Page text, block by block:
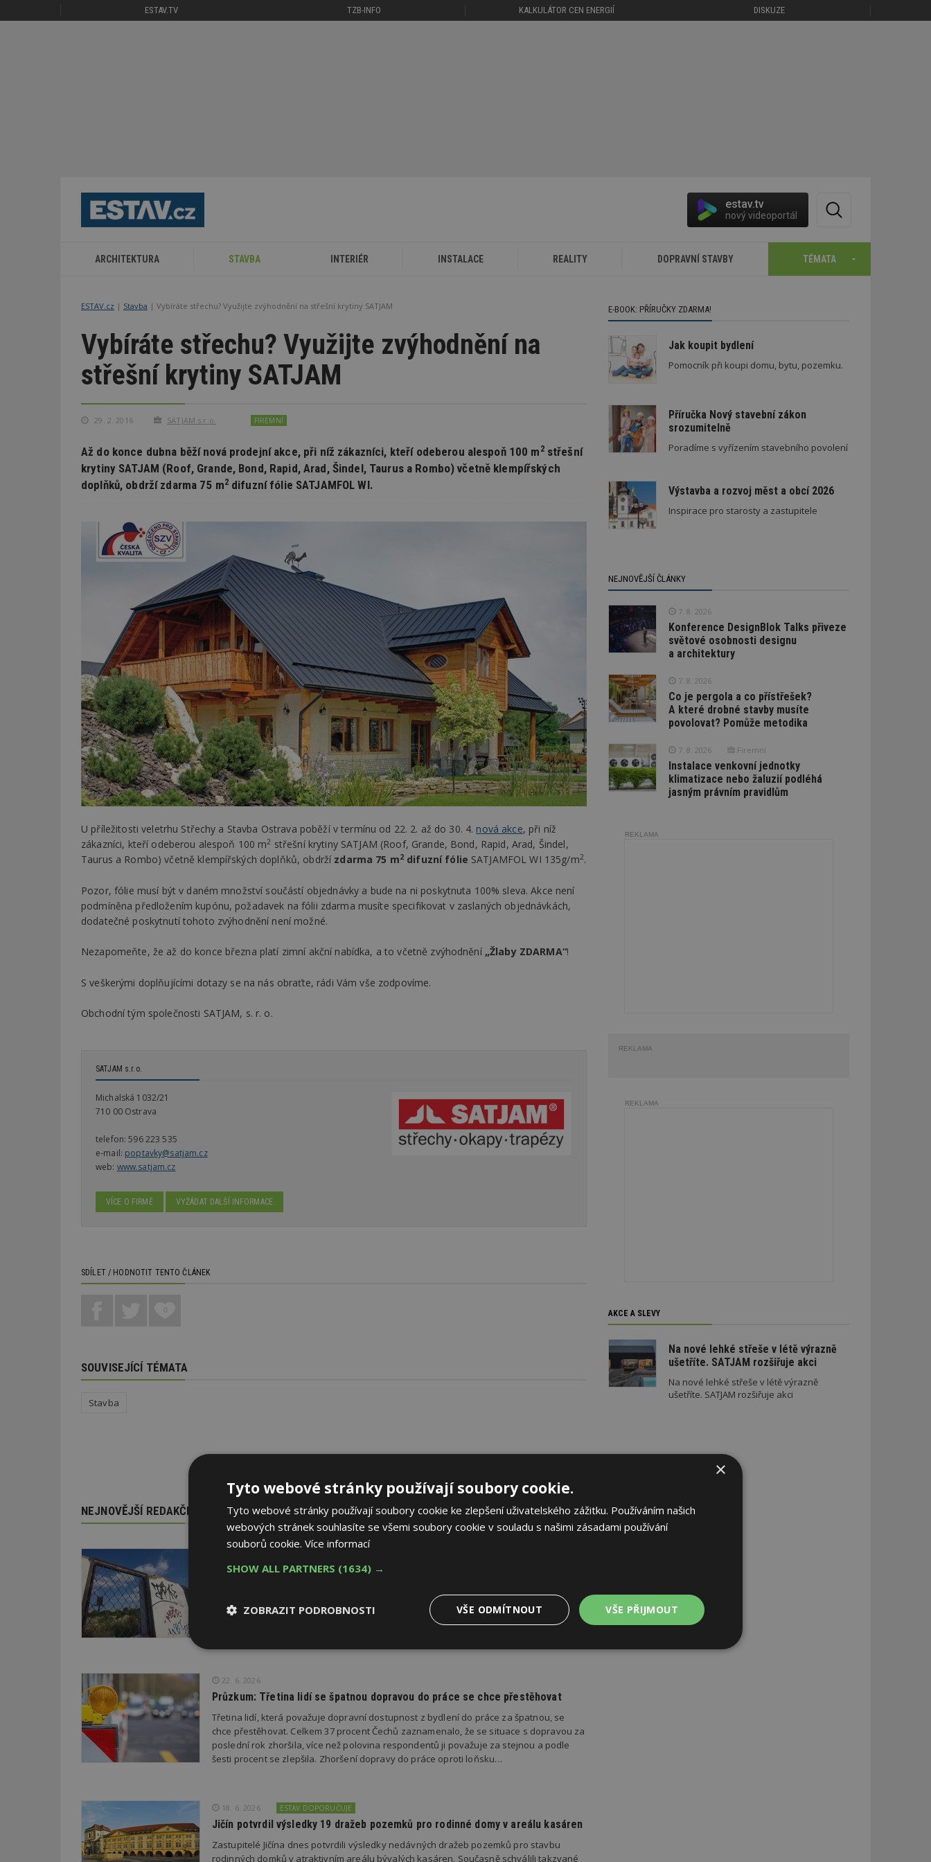
ESTAV.TV TZB-INFO KALKULÁTOR CEN ENERGIÍ DISKUZE
estav.tv
nový videoportál
ARCHITEKTURA STAVBA INTERIÉR INSTALACE REALITY DOPRAVNÍ STAVBY TÉMATA
ESTAV.cz Stavba Vybíráte střechu? Využijte zvýhodnění na střešní krytiny SATJAM
Vybíráte střechu? Využijte zvýhodnění na
střešní krytiny SATJAM
29. 2. 2016 SATJAM s.r.o. FIREMNÍ
Až do konce dubna běží nová prodejní akce, při níž zákazníci, kteří odeberou alespoň 100 m 2střešní
krytiny SATJAM (Roof, Grande, Bond, Rapid, Arad, Šindel, Taurus a Rombo) včetně klempířských
doplňků, obdrží zdarma 75 m2difuzní fólie SATJAMFOL WI.
U příležitosti veletrhu Střechy a Stavba Ostrava poběží v termínu od 22. 2. až do 30. 4. nová akce, při níž
zákazníci, kteří odeberou alespoň 100 m2 střešní krytiny SATJAM (Roof, Grande, Bond, Rapid, Arad, Šindel,
Taurus a Rombo) včetně klempířských doplňků, obdrží zdarma 75 m2difuzní fólie SATJAMFOL WI 135g/m2.
Pozor, fólie musí být v daném množství součástí objednávky a bude na ni poskytnuta 100% sleva. Akce není
podmíněna předložením kupónu, požadavek na fólii zdarma musíte specifikovat v zaslaných objednávkách,
dodatečné poskytnutí tohoto zvýhodnění není možné.
Nezapomeňte, že až do konce března platí zimní akční nabídka, a to včetně zvýhodnění „Žlaby ZDARMA“!
S veškerými doplňujícími dotazy se na nás obraťte, rádi Vám vše zodpovíme.
Obchodní tým společnosti SATJAM, s. r. o.
SATJAM s.r.o.
Michalská 1032/21
710 00 Ostrava
telefon:596 223 535
e-mail: poptavky@satjam.cz
web: www.satjam.cz
VÍCE O FIRMĚ VYŽÁDAT DALŠÍ INFORMACE
SDÍLET / HODNOTIT TENTO ČLÁNEK
SOUVISEJÍCÍ TÉMATA
Stavba
NEJNOVĚJŠÍ REDAKČNÍ ZPRÁVY
Soutěž Brownfield roku 2026
Agentura CzechInvest vyhlásila první ročník soutěže Brownfield roku 2026, která
oceňuje nejzdařilejší projekty revitalizace brownfieldů měst a obcí z celé České
22. 6. 2026
Průzkum: Třetina lidí se špatnou dopravou do práce se chce přestěhovat
Třetina lidí, která považuje dopravní dostupnost z bydlení do práce za špatnou, se
chce přestěhovat. Celkem 37 procent Čechů zaznamenalo, že se situace s dopravou za
poslední rok zhoršila, více než polovina respondentů ji považuje za stejnou a podle
šesti procent se zlepšila. Zhoršení dopravy do práce oproti loňsku…
18. 6. 2026 ESTAV DOPORUČUJE
Jičín potvrdil výsledky 19 dražeb pozemků pro rodinné domy v areálu kasáren
Zastupitelé Jičína dnes potvrdili výsledky nedávných dražeb pozemků pro stavbu
rodinných domků v atraktivním areálu bývalých kasáren. Současně schválili takzvané
E-BOOK: PŘÍRUČKY ZDARMA!
Jak koupit bydlení
Pomocník při koupi domu, bytu, pozemku.
Příručka Nový stavební zákon
srozumitelně
Poradíme s vyřízením stavebního povolení
Výstavba a rozvoj měst a obcí 2026
Inspirace pro starosty a zastupitele
NEJNOVĚJŠÍ ČLÁNKY
7. 8. 2026
Konference DesignBlok Talks přiveze
světové osobnosti designu
a architektury
7. 8. 2026
Co je pergola a co přístřešek?
A které drobné stavby musíte
povolovat? Pomůže metodika
7. 8. 2026 Firemní
Instalace venkovní jednotky
klimatizace nebo žaluzií podléhá
jasným právním pravidlům
REKLAMA
REKLAMA
REKLAMA
AKCE A SLEVY
Na nové lehké střeše v létě výrazně
ušetříte. SATJAM rozšiřuje akci
Na nové lehké střeše v létě výrazně
ušetříte. SATJAM rozšiřuje akci
×
Tyto webové stránky používají soubory cookie.
Tyto webové stránky používají soubory cookie ke zlepšení uživatelského zážitku. Používáním našich
webových stránek souhlasíte se všemi soubory cookie v souladu s našimi zásadami používání
souborů cookie. Více informací
SHOW ALL PARTNERS (1634) →
VŠE PŘIJMOUT
VŠE ODMÍTNOUT
ZOBRAZIT PODROBNOSTI
Nezbytně
Výkonové
Soubory cílení
Funkční
Nezařazené
Nezbytně nutné soubory Výkonové soubory Soubory cílení
Název
Provider/
Doména
Vyprší Popis
_hjIncludedInPageviewSample
Hotjar Ltd
www.estav.cz
2
minuty
Tento soubor cookie je nastaven tak, aby informoval
Hotjar o tom, zda je tento návštěvník zahrnut do